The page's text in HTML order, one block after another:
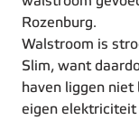
Rozenburg.
Walstroom is
Slim, want
haven liggen
eigen elektriciteit